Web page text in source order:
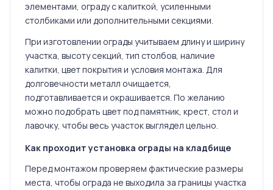
элементами, ограду с калиткой, усиленными
столбиками или дополнительными секциями.
При изготовлении ограды учитываем длину и ширину
участка, высоту секций, тип столбов, наличие
калитки, цвет покрытия и условия монтажа. Для
долговечности металл очищается,
подготавливается и окрашивается. По желанию
можно подобрать цвет под памятник, крест, стол и
лавочку, чтобы весь участок выглядел цельно.
Как проходит установка ограды на кладбище
Перед монтажом проверяем фактические размеры
места, чтобы ограда не выходила за границы участка